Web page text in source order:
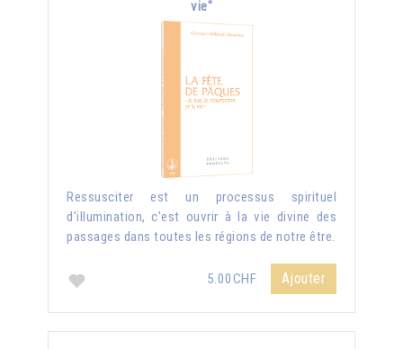
vie"
Ressusciter est un processus spirituel
d'illumination, c'est ouvrir à la vie divine des
passages dans toutes les régions de notre être.
5.00CHF Ajouter